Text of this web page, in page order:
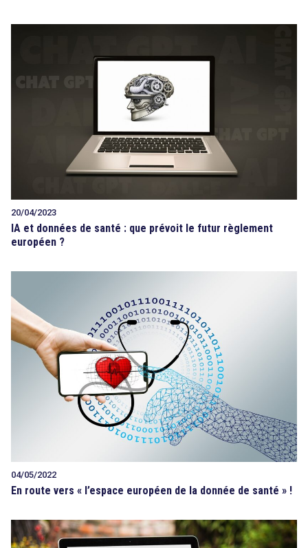
20/04/2023
IA et données de santé : que prévoit le futur règlement
européen ?
04/05/2022
En route vers « l’espace européen de la donnée de santé » !